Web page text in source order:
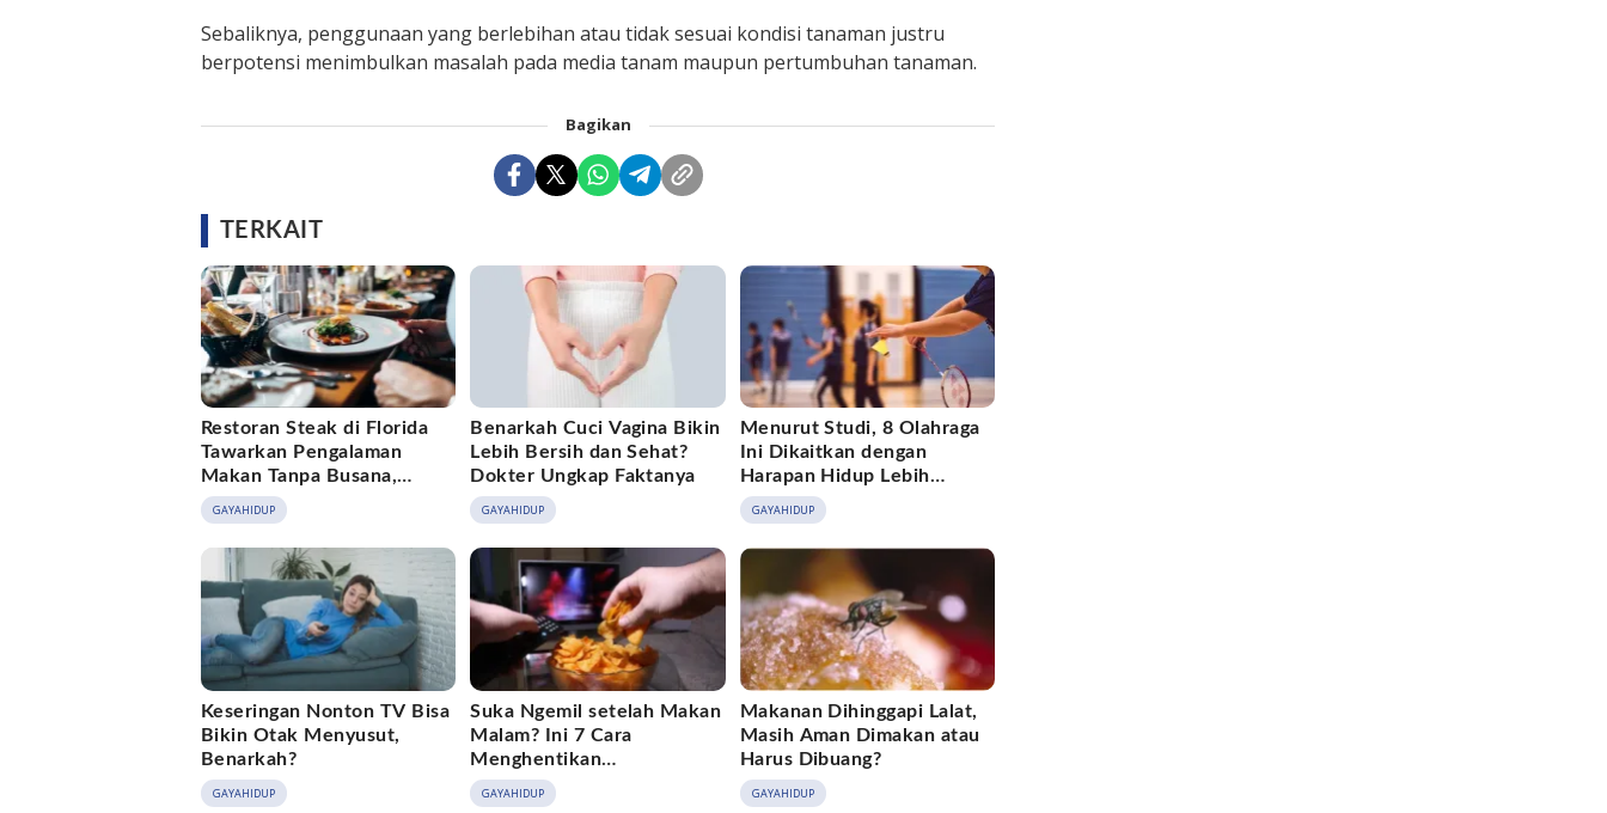
Sebaliknya, penggunaan yang berlebihan atau tidak sesuai kondisi tanaman justru
berpotensi menimbulkan masalah pada media tanam maupun pertumbuhan tanaman.
Bagikan
TERKAIT
Restoran Steak di Florida
Tawarkan Pengalaman
Makan Tanpa Busana,
Segini Tarifnya
GAYAHIDUP
Benarkah Cuci Vagina Bikin
Lebih Bersih dan Sehat?
Dokter Ungkap Faktanya
GAYAHIDUP
Menurut Studi, 8 Olahraga
Ini Dikaitkan dengan
Harapan Hidup Lebih
Panjang
GAYAHIDUP
Keseringan Nonton TV Bisa
Bikin Otak Menyusut,
Benarkah?
GAYAHIDUP
Suka Ngemil setelah Makan
Malam? Ini 7 Cara
Menghentikan
Kebiasaannya
GAYAHIDUP
Makanan Dihinggapi Lalat,
Masih Aman Dimakan atau
Harus Dibuang?
GAYAHIDUP